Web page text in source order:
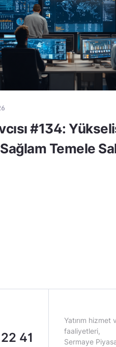
#134:
Temele
41
Yatırım hizmet
faaliyetleri,
Sermaye